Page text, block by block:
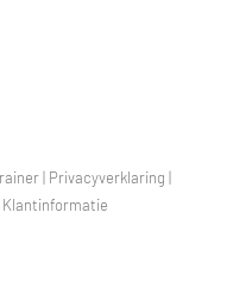
| Privacyverklaring |
Klantinformatie